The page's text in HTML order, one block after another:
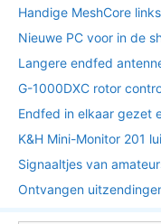
Handige MeshCore links
Nieuwe PC voor in de
Langere endfed
G-1000DXC rotor
Endfed in elkaar gezet
K&H Mini-Monitor 201
Signaaltjes van
Ontvangen